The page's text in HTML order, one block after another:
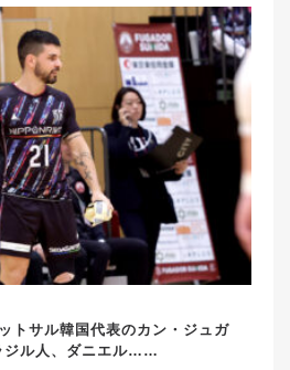
トサル韓国代表のカン・ジュガ
ジル人、ダニエル……